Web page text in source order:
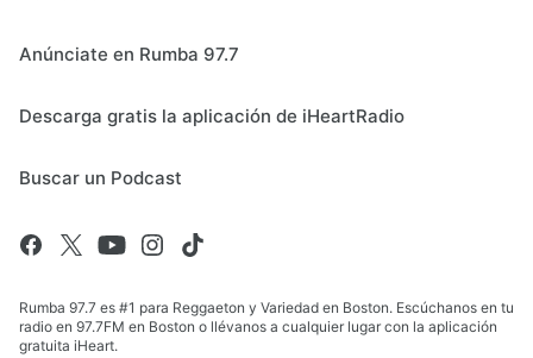
Anúnciate en Rumba 97.7
Descarga gratis la aplicación de iHeartRadio
Buscar un Podcast
Rumba 97.7 es #1 para Reggaeton y Variedad en Boston. Escúchanos en tu
radio en 97.7FM en Boston o llévanos a cualquier lugar con la aplicación
gratuita iHeart.